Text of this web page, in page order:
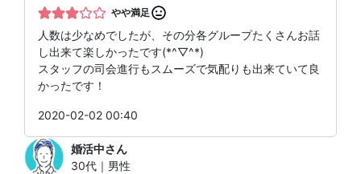
やや満足
人数は少なめでしたが、その分各グループたくさんお話
し出来て楽しかったです(*^▽^*)
スタッフの司会進行もスムーズで気配りも出来ていて良
かったです！
2020-02-02 00:40
婚活中さん
30代｜男性